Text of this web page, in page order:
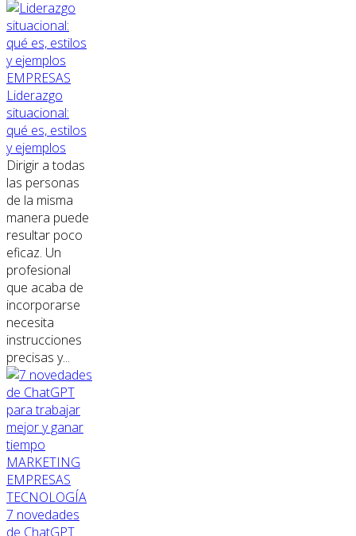
EMPRESAS
Liderazgo
situacional:
qué es, estilos
y ejemplos
Dirigir a todas
las personas
de la misma
manera puede
resultar poco
eficaz. Un
profesional
que acaba de
incorporarse
necesita
instrucciones
precisas y...
MARKETING
EMPRESAS
TECNOLOGÍA
7 novedades
de ChatGPT